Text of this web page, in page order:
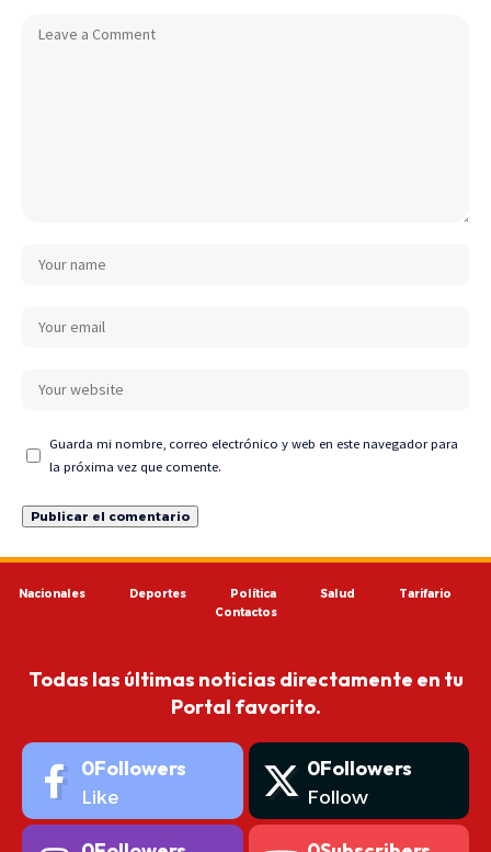
Guarda mi nombre, correo electrónico y web en este navegador para
la próxima vez que comente.
Nacionales Deportes Política Salud
Tarifario
Contactos
Todas las últimas noticias directamente en tu
Portal favorito.
0Followers
Like
0Followers
Follow